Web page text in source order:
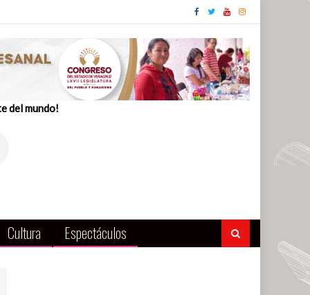
del mundo!
Cultura Espectáculos